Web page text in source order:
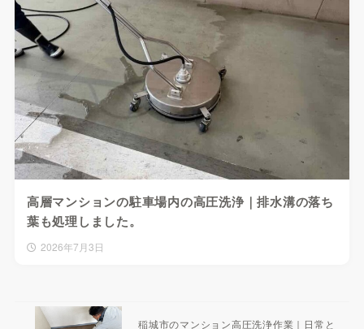
高層マンションの駐車場内の高圧洗浄｜排水溝の落ち
葉も処理しました。
2026年7月3日
稲城市のマンション高圧洗浄作業｜日常と